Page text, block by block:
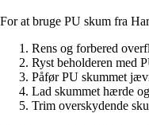
For at bruge PU skum fra
Rens og forbered
Ryst beholderen med
Påfør PU skummet
Lad skummet hærde
Trim overskydende